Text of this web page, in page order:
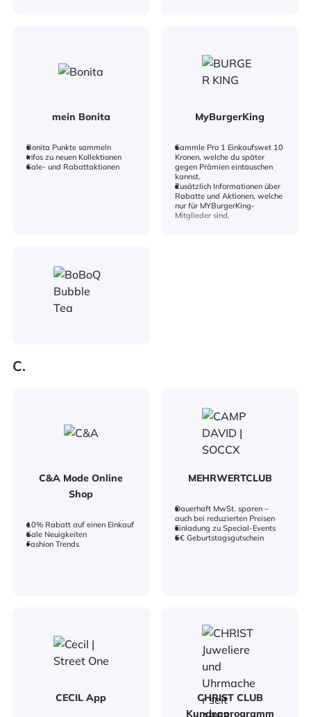
mein Bonita
Bonita Punkte sammeln
Infos zu neuen Kollektionen
Sale- und Rabattaktionen
MyBurgerKing
Sammle Pro 1 Einkaufswet 10
Kronen, welche du später
gegen Prämien eintauschen
kannst.
Zusätzlich Informationen über
Rabatte und Aktionen, welche
nur für MYBurgerKing-
Mitglieder sind.
C.
C&A Mode Online
Shop
10% Rabatt auf einen Einkauf
Sale Neuigkeiten
Fashion Trends
MEHRWERTCLUB
Dauerhaft MwSt. sparen –
auch bei reduzierten Preisen
Einladung zu Special-Events
5€ Geburtstagsgutschein
CECIL App
CHRIST CLUB
Kundenprogramm